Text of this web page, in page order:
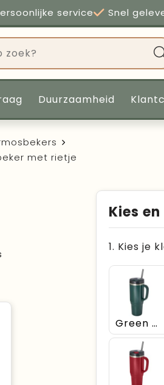
service Snel
Duurzaamheid
met rietje
Kies
1. Kies je
Green Flash